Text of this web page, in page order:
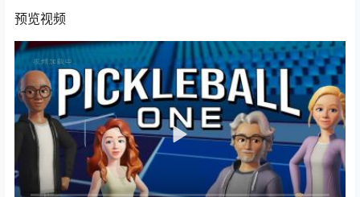
预览视频